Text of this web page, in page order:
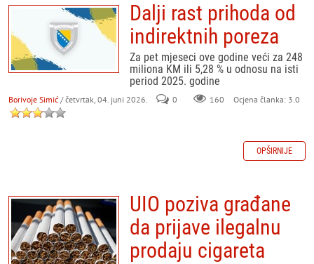
Dalji rast prihoda od
indirektnih poreza
Za pet mjeseci ove godine veći za 248
miliona KM ili 5,28 % u odnosu na isti
period 2025. godine
Borivoje Simić / četvrtak, 04. juni 2026. 0 160 Ocjena članka: 3.0
OPŠIRNIJE
UIO poziva građane
da prijave ilegalnu
prodaju cigareta